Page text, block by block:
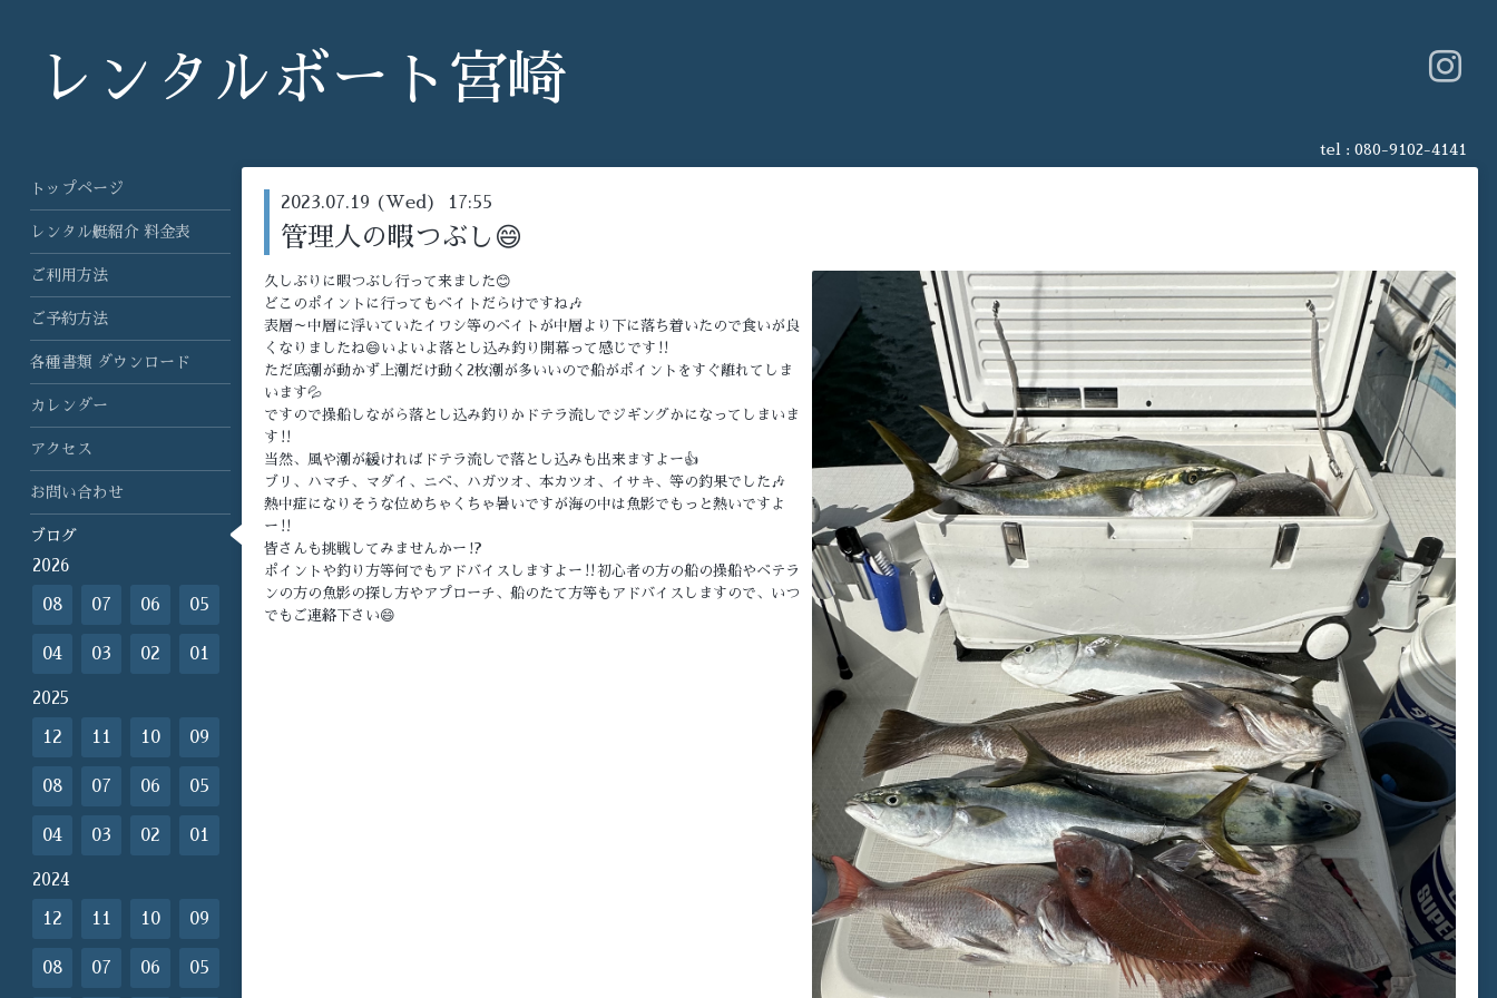
レンタルボート宮崎
tel : 080-9102-4141
2023.07.19 (Wed) 17:55
管理人の暇つぶし😄
久しぶりに暇つぶし行って来ました😊
どこのポイントに行ってもベイトだらけですね🎶
表層～中層に浮いていたイワシ等のベイトが中層より下に落ち着いたので食いが良
くなりましたね😄いよいよ落とし込み釣り開幕って感じです‼️
ただ底潮が動かず上潮だけ動く2枚潮が多いいので船がポイントをすぐ離れてしま
います💦
ですので操船しながら落とし込み釣りかドテラ流しでジギングかになってしまいま
す‼️
当然、風や潮が緩ければドテラ流しで落とし込みも出来ますよー👍
ブリ、ハマチ、マダイ、ニベ、ハガツオ、本カツオ、イサキ、等の釣果でした🎶
熱中症になりそうな位めちゃくちゃ暑いですが海の中は魚影でもっと熱いですよ
ー‼️
皆さんも挑戦してみませんかー⁉️
ポイントや釣り方等何でもアドバイスしますよー‼️初心者の方の船の操船やベテラ
ンの方の魚影の探し方やアプローチ、船のたて方等もアドバイスしますので、いつ
でもご連絡下さい😄
トップページ
レンタル艇紹介 料金表
ご利用方法
ご予約方法
各種書類 ダウンロード
カレンダー
アクセス
お問い合わせ
ブログ
2026
08 07 06 05
04 03 02 01
2025
12 11 10 09
08 07 06 05
04 03 02 01
2024
12 11 10 09
08 07 06 05